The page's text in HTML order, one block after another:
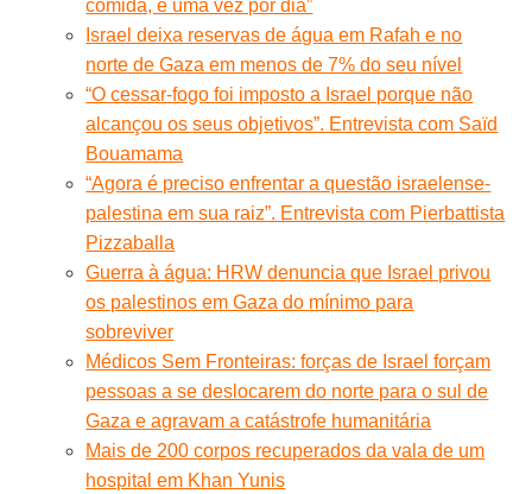
comida, é uma vez por dia”
Israel deixa reservas de água em Rafah e no
norte de Gaza em menos de 7% do seu nível
“O cessar-fogo foi imposto a Israel porque não
alcançou os seus objetivos”. Entrevista com Saïd
Bouamama
“Agora é preciso enfrentar a questão israelense-
palestina em sua raiz”. Entrevista com Pierbattista
Pizzaballa
Guerra à água: HRW denuncia que Israel privou
os palestinos em Gaza do mínimo para
sobreviver
Médicos Sem Fronteiras: forças de Israel forçam
pessoas a se deslocarem do norte para o sul de
Gaza e agravam a catástrofe humanitária
Mais de 200 corpos recuperados da vala de um
hospital em Khan Yunis